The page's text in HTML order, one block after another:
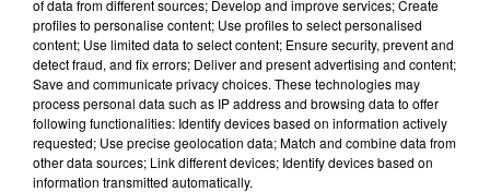
agents avec lesquels le courant ne passait pas...
Ce que veut l'homme, qui a aujourd'hui perdu son
emploi et osn salaire, c'est "laver son honneur",
davantage de réintégrer une caserne de pompiers.
of data from different sources; Develop and improve services; Create
profiles to personalise content; Use profiles to select personalised
content; Use limited data to select content; Ensure security, prevent and
detect fraud, and fix errors; Deliver and present advertising and content;
Save and communicate privacy choices. These technologies may
process personal data such as IP address and browsing data to offer
following functionalities: Identify devices based on information actively
requested; Use precise geolocation data; Match and combine data from
other data sources; Link different devices; Identify devices based on
information transmitted automatically.